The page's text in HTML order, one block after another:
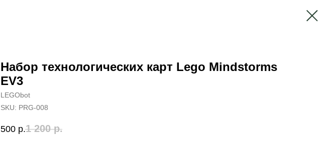
Набор технологических карт Lego Mindstorms
EV3
LEGObot
SKU: PRG-008
500 р.1 200 р.